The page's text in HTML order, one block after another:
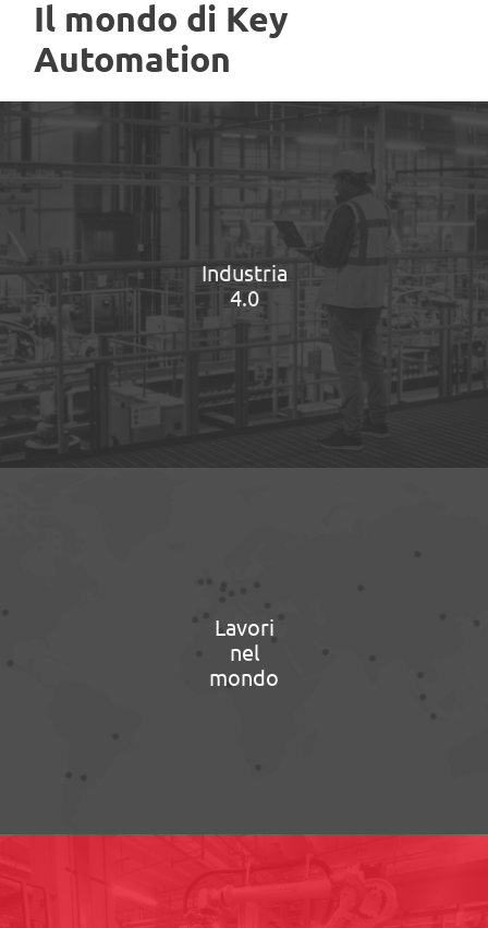
Il mondo di Key
Automation
Industria
4.0
Lavori
nel
mondo